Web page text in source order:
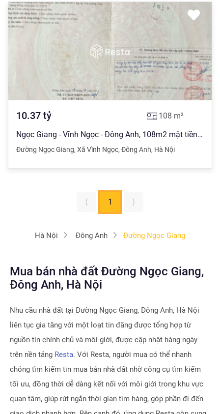
10.37 tỷ 108 m²
Ngọc Giang - Vĩnh Ngọc - Đông Anh, 108m2 mặt tiền 6m - giá: 96tr/m2 - đường lớn ô tô tránh..
Đường Ngọc Giang, Xã Vĩnh Ngọc, Đông Anh, Hà Nội
⟨ 1 ⟩
Hà Nội Đông Anh Đường Ngọc Giang
Mua bán nhà đất Đường Ngọc Giang,
Đông Anh, Hà Nội
Nhu cầu nhà đất tại Đường Ngọc Giang, Đông Anh, Hà Nội
liên tục gia tăng với một loạt tin đăng được tổng hợp từ
nguồn tin chính chủ và môi giới, được cập nhật hàng ngày
trên nền tảng Resta. Với Resta, người mua có thể nhanh
chóng tìm kiếm tin mua bán nhà đất nhờ công cụ tìm kiếm
tối ưu, đồng thời dễ dàng kết nối với môi giới trong khu vực
quan tâm, giúp rút ngắn thời gian tìm hàng, góp phần đi đến